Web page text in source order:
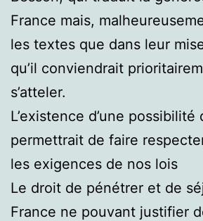
France mais,
les textes que dans leur
qu’il conviendrait
s’atteler.
L’existence d’une possibilité
permettrait de faire
les exigences de nos lois
Le droit de pénétrer et de
France ne pouvant justifier